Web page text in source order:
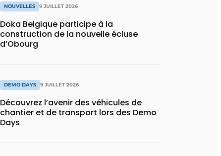
NOUVELLES 9 JUILLET 2026
Doka Belgique participe à la
construction de la nouvelle écluse
d’Obourg
DEMO DAYS 9 JUILLET 2026
Découvrez l’avenir des véhicules de
chantier et de transport lors des Demo
Days